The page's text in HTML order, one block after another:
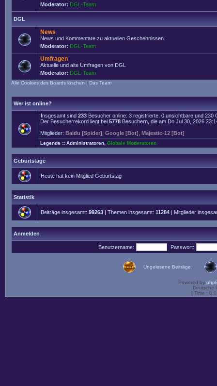
Moderator: DGL-Team
DGL
News
News und Kommentare zu aktuellen Geschehnissen.
Moderator: DGL-Team
Umfragen
Aktuelle und alte Umfragen von DGL
Moderator: DGL-Team
Alle Cookies des Boards löschen | Das Team
Wer ist online?
Insgesamt sind 233 Besucher online: 3 registrierte, 0 unsichtbare und
Der Besucherrekord liegt bei 5778 Besuchern, die am Do Jul 30, 2026
Mitglieder: Baidu [Spider] Google [Bot] Majestic-12 [Bot]
Legende :: Administratoren Globale Moderatoren
Geburtstage
Heute hat kein Mitglied Geburtstag
Statistik
Beiträge insgesamt: 99263 | Themen insgesamt: 11284 | Mitglieder
Anmelden
Benutzername: Passwort:
Ungelesene Beiträge
Powered by
Deutsche
[ Time :